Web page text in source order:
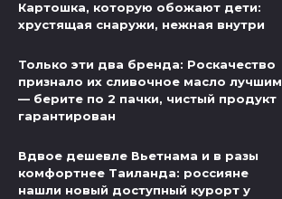
Картошка, которую обожают дети:
хрустящая снаружи, нежная внутри
Только эти два бренда: Роскачество
признало их сливочное масло лучшим
— берите по 2 пачки, чистый продукт
гарантирован
Вдвое дешевле Вьетнама и в разы
комфортнее Таиланда: россияне
нашли новый доступный курорт у